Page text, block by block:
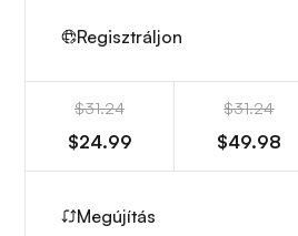
Regisztráljon
$31.24
$24.99
$31.24
$49.98
Megújítás